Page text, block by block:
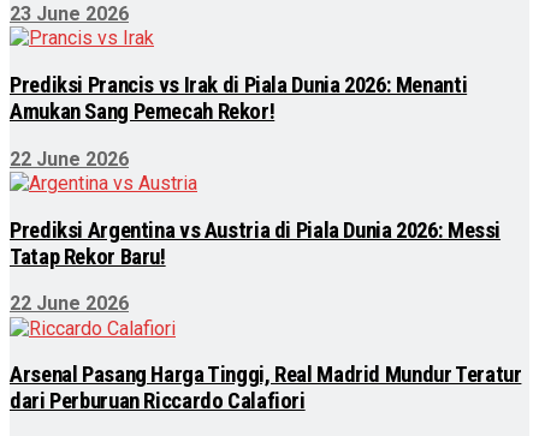
23 June 2026
Prediksi Prancis vs Irak di Piala Dunia 2026: Menanti
Amukan Sang Pemecah Rekor!
22 June 2026
Prediksi Argentina vs Austria di Piala Dunia 2026: Messi
Tatap Rekor Baru!
22 June 2026
Arsenal Pasang Harga Tinggi, Real Madrid Mundur Teratur
dari Perburuan Riccardo Calafiori